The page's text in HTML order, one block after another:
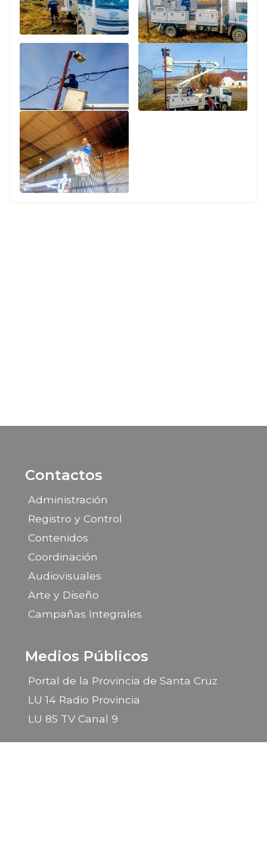
Contactos
Administración
Registro y Control
Contenidos
Coordinación
Audiovisuales
Arte y Diseño
Campañas Integrales
Medios Públicos
Portal de la Provincia de Santa Cruz
LU 14 Radio Provincia
LU 85 TV Canal 9